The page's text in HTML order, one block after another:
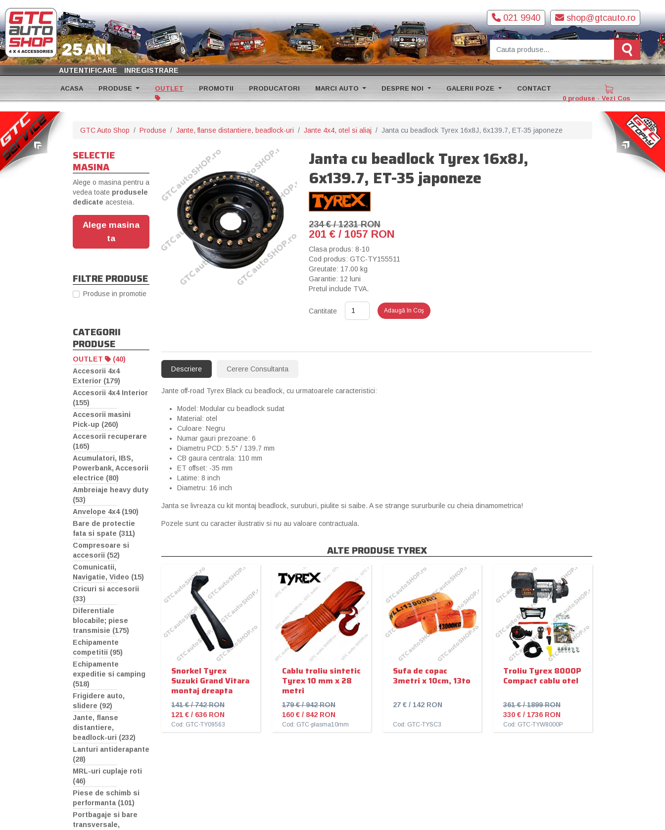
shop@gtcauto.ro
021 9940
AUTENTIFICARE INREGISTRARE
ACASA PRODUSE OUTLET PROMOTII PRODUCATORI MARCI AUTO DESPRE NOI GALERII POZE
CONTACT
0 produse - Vezi Cos
GTC Auto Shop Produse Jante, flanse distantiere, beadlock-uri Jante 4x4, otel si aliaj Janta cu beadlock Tyrex 16x8J, 6x139.7, ET-35 japoneze
Janta cu beadlock Tyrex 16x8J,
6x139.7, ET-35 japoneze
234 € / 1231 RON
201 € / 1057 RON
Clasa produs: 8-10
Cod produs: GTC-TY155511
Greutate: 17.00 kg
Garantie: 12 luni
Pretul include TVA.
Cantitate Adaugă în Coş
Descriere Cerere Consultanta
Jante off-road Tyrex Black cu beadlock, cu urmatoarele caracteristici:
Model: Modular cu beadlock sudat
Material: otel
Culoare: Negru
Numar gauri prezoane: 6
Diametru PCD: 5.5" / 139.7 mm
CB gaura centrala: 110 mm
ET offset: -35 mm
Latime: 8 inch
Diametru: 16 inch
Janta se livreaza cu kit montaj beadlock, suruburi, piulite si saibe. A se strange sururburile cu cheia dinamometrica!
Pozele sunt cu caracter ilustrativ si nu au valoare contractuala.
ALTE PRODUSE TYREX
Snorkel Tyrex
Suzuki Grand Vitara
montaj dreapta
141 € / 742 RON
121 € / 636 RON
Cod: GTC-TY09563
Cablu troliu sintetic
Tyrex 10 mm x 28
metri
179 € / 942 RON
160 € / 842 RON
Cod: GTC-plasma10mm
Sufa de copac
3metri x 10cm, 13to
27 € / 142 RON
Cod: GTC-TYSC3
Troliu Tyrex 8000P
Compact cablu otel
361 € / 1899 RON
330 € / 1736 RON
Cod: GTC-TYW8000P
SELECTIE
MASINA
Alege o masina pentru a
vedea toate produsele
dedicate acesteia.
Alege masina
ta
FILTRE PRODUSE
Produse in promotie
CATEGORII
PRODUSE
OUTLET
(40)
Accesorii 4x4
Exterior (179)
Accesorii 4x4 Interior
(155)
Accesorii masini
Pick-up (260)
Accesorii recuperare
(165)
Acumulatori, IBS,
Powerbank, Accesorii
electrice (80)
Ambreiaje heavy duty
(53)
Anvelope 4x4 (190)
Bare de protectie
fata si spate (311)
Compresoare si
accesorii (52)
Comunicatii,
Navigatie, Video (15)
Cricuri si accesorii
(33)
Diferentiale
blocabile; piese
transmisie (175)
Echipamente
competitii (95)
Echipamente
expeditie si camping
(518)
Frigidere auto,
slidere (92)
Jante, flanse
distantiere,
beadlock-uri (232)
Lanturi antiderapante
(28)
MRL-uri cuplaje roti
(46)
Piese de schimb si
performanta (101)
Portbagaje si bare
transversale,